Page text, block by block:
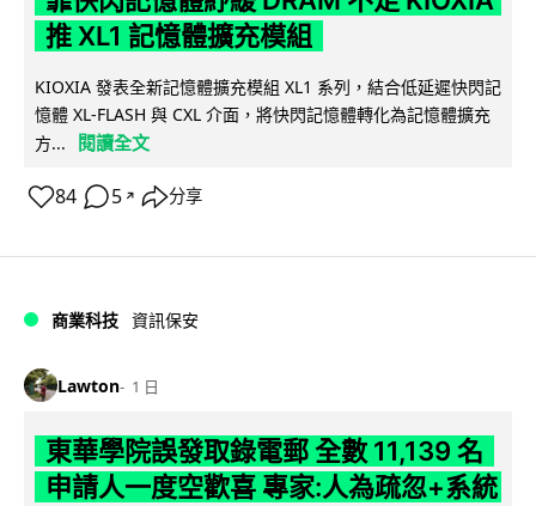
推 XL1 記憶體擴充模組
KIOXIA 發表全新記憶體擴充模組 XL1 系列，結合低延遲快閃記
憶體 XL-FLASH 與 CXL 介面，將快閃記憶體轉化為記憶體擴充
方...
閱讀全文
84 5 ↗ 分享
商業科技 資訊保安
Lawton 1 日
東華學院誤發取錄電郵 全數 11,139 名
申請人一度空歡喜 專家:人為疏忽+系統